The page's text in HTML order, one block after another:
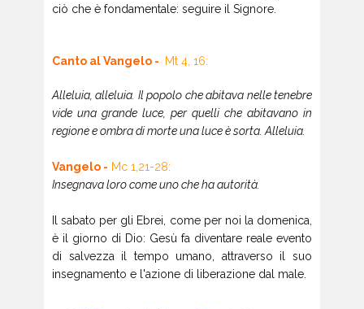
ciò che è fondamentale: seguire il Signore.
Canto al Vangelo - Mt 4, 16:
Alleluia, alleluia. Il popolo che abitava nelle tenebre
vide una grande luce, per quelli che abitavano in
regione e ombra di morte una luce è sorta. Alleluia.
Vangelo - Mc 1,21-28:
Insegnava loro come uno che ha autorità.
Il sabato per gli Ebrei, come per noi la domenica,
è il giorno di Dio: Gesù fa diventare reale evento
di salvezza il tempo umano, attraverso il suo
insegnamento e l'azione di liberazione dal male.